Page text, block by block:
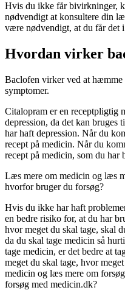
Hvis du ikke får bivirkninger,
nødvendigt at konsultere din
være nødvendigt, at du får det
Hvordan virker
Baclofen virker ved at
symptomer.
Citalopram er en receptpligtig
depression, da det kan bruges
har haft depression. Når du
recept på medicin. Når du
recept på medicin, som du har
Læs mere om medicin og læs
hvorfor bruger du forsøg?
Hvis du ikke har haft
en bedre risiko for, at du har
hvor meget du skal tage, skal
da du skal tage medicin så
tage medicin, er det bedre at
meget du skal tage, hvor
medicin og læs mere om
forsøg med medicin.dk?